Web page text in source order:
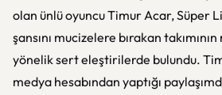
olan ünlü oyuncu Timur Acar, Süper
şansını mucizelere bırakan
yönelik sert eleştirilerde bulundu.
medya hesabından yaptığı